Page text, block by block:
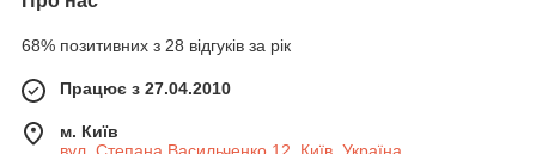
68% позитивних з 28 відгуків за рік
Працює з 27.04.2010
м. Київ